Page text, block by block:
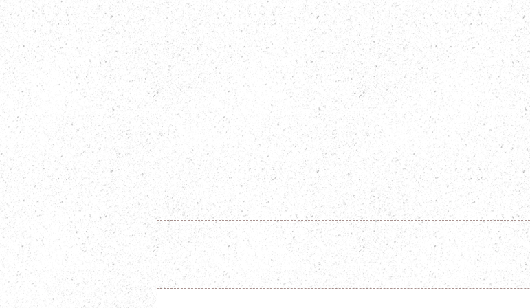
2024年10月13日
​STAFF BLOG
秋のフォトウェディング